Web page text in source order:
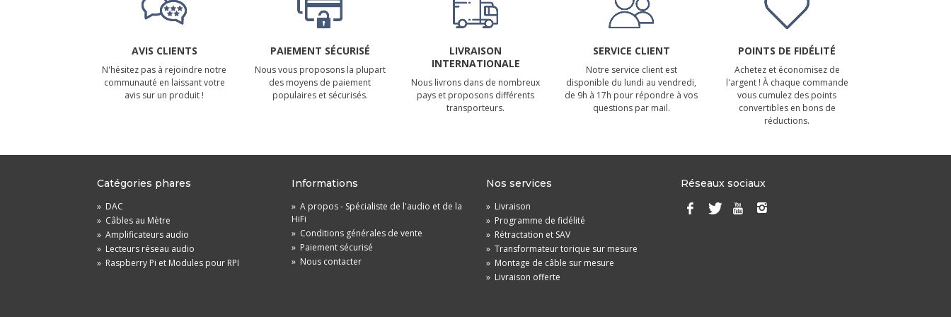
AVIS CLIENTS
N'hésitez pas à rejoindre notre
communauté en laissant votre
avis sur un produit !
PAIEMENT SÉCURISÉ
Nous vous proposons la plupart
des moyens de paiement
populaires et sécurisés.
LIVRAISON
INTERNATIONALE
Nous livrons dans de nombreux
pays et proposons différents
transporteurs.
SERVICE CLIENT
Notre service client est
disponible du lundi au vendredi,
de 9h à 17h pour répondre à vos
questions par mail.
POINTS DE FIDÉLITÉ
Achetez et économisez de
l'argent ! À chaque commande
vous cumulez des points
convertibles en bons de
réductions.
Catégories phares
» DAC
» Câbles au Mètre
» Amplificateurs audio
» Lecteurs réseau audio
» Raspberry Pi et Modules pour RPI
Informations
» A propos - Spécialiste de l'audio et de la
HiFi
» Conditions générales de vente
» Paiement sécurisé
» Nous contacter
Nos services
» Livraison
» Programme de fidélité
» Rétractation et SAV
» Transformateur torique sur mesure
» Montage de câble sur mesure
» Livraison offerte
Réseaux sociaux